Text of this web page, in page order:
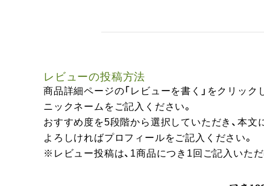
レビューの投稿方法
商品詳細ページの「レビューを書く」をクリック
ニックネームをご記入ください。
おすすめ度を5段階から選択していただき、本文
よろしければプロフィールをご記入ください。
※レビュー投稿は、1商品につき1回ご記入いただ